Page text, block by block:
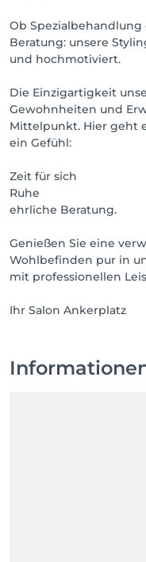
Ob
Beratung: unsere
und hochmotiviert.
Die Einzigartigkeit
Gewohnheiten und
Mittelpunkt. Hier geht
ein Gefühl:
Zeit für sich
Ruhe
ehrliche Beratung.
Genießen Sie eine
Wohlbefinden pur in
mit professionellen
Ihr Salon Ankerplatz